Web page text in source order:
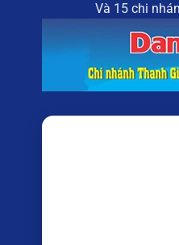
Và 15 chi